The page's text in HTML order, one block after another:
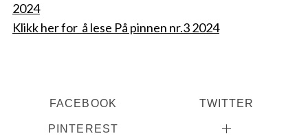
2024
Klikk her for å lese På pinnen nr.3 2024
FACEBOOK TWITTER
PINTEREST